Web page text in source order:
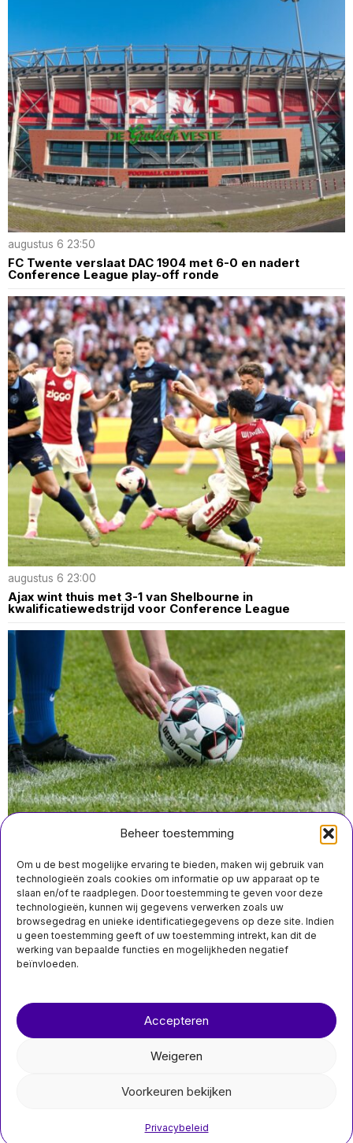
Beheer toestemming
Om u de best mogelijke ervaring te bieden, maken wij gebruik van
technologieën zoals cookies om informatie op uw apparaat op te
slaan en/of te raadplegen. Door toestemming te geven voor deze
technologieën, kunnen wij gegevens verwerken zoals uw
browsegedrag en unieke identificatiegegevens op deze site. Indien
u geen toestemming geeft of uw toestemming intrekt, kan dit de
werking van bepaalde functies en mogelijkheden negatief
beïnvloeden.
Accepteren
Weigeren
Voorkeuren bekijken
Privacybeleid
augustus 6 23:50
FC Twente verslaat DAC 1904 met 6-0 en nadert
Conference League play-off ronde
augustus 6 23:00
Ajax wint thuis met 3-1 van Shelbourne in
kwalificatiewedstrijd voor Conference League
juli 31 15:40
KNVB houdt vast aan standpunt dat voetbal niet te koop
is terwijl FIFA aandelenplan duwt
nieuwsimpuls.online
nieuwsimpuls.online
MIS HET NIET
PVV blijft veruit de
grootste partij drie
weken voor de
JA21 boeken winst
D66 en JA21